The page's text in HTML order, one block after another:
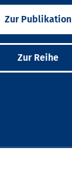
Zur Publikation
Zur Reihe